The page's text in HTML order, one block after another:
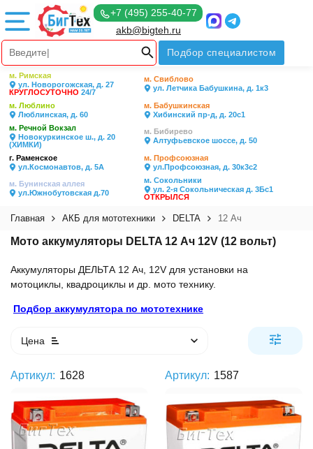
+7 (495) 255-40-77
akb@bigteh.ru
Подбор специалистом
м. Римская
ул. Новорогожская, д. 27
КРУГЛОСУТОЧНО 24/7
м. Свиблово
ул. Летчика Бабушкина, д. 1к3
м. Люблино
Люблинская, д. 60
м. Бабушкинская
Хибинский пр-д, д. 20с1
м. Речной Вокзал
Новокуркинское ш., д. 20
(ХИМКИ)
м. Бибирево
Алтуфьевское шоссе, д. 50
г. Раменское
ул.Космонавтов, д. 5А
м. Профсоюзная
ул.Профсоюзная, д. 30к3с2
м. Бунинская аллея
ул.Южнобутовская д.70
м. Сокольники
ул. 2-я Сокольническая д. 3Бс1
ОТКРЫЛСЯ
Главная АКБ для мототехники DELTA 12 Ач
Мото аккумуляторы DELTA 12 Ач 12V (12 вольт)
Аккумуляторы ДЕЛЬТА 12 Ач, 12V для установки на
мотоциклы, квадроциклы и др. мото технику.
Подбор аккумулятора по мототехнике
Цена
Артикул: 1628 Артикул: 1587